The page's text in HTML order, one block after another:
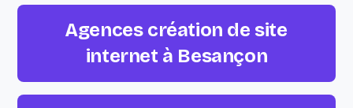
Agences création de site
internet à Besançon